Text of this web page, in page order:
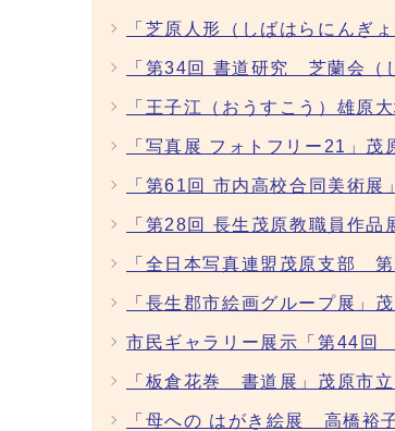
「芝原人形（しばはらにんぎ
「第34回 書道研究 芝蘭会（
「王子江（おうすこう）雄原
「写真展 フォトフリー21」
「第61回 市内高校合同美術
「第28回 長生茂原教職員作
「全日本写真連盟茂原支部
「長生郡市絵画グループ展」
市民ギャラリー展示「第44
「板倉花巻 書道展」茂原市
「母への はがき絵展 高橋裕